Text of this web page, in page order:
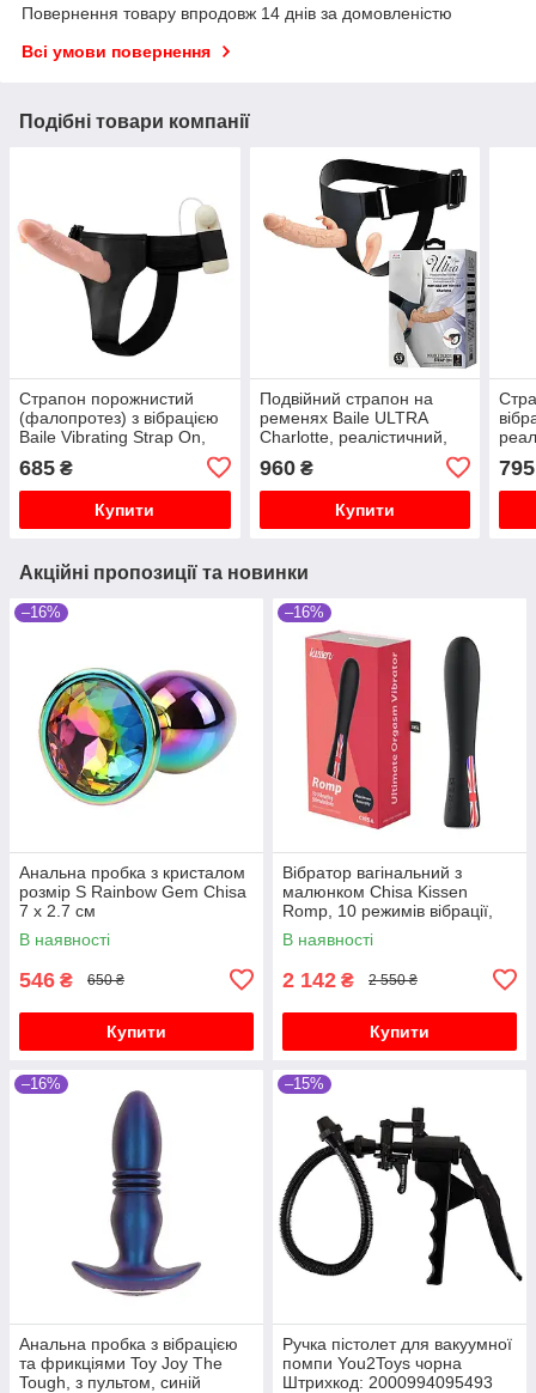
Повернення товару впродовж 14 днів за домовленістю
Всі умови повернення
Подібні товари компанії
Страпон порожнистий
(фалопротез) з вібрацією
Baile Vibrating Strap On,
685 ₴
Купити
Подвійний страпон на
ременях Baile ULTRA
Charlotte, реалістичний,
960₴
Купити
795
Акційні пропозиції та новинки
–16%
Анальна пробка з кристалом
розмір S Rainbow Gem Chisa
7 х 2.7 см
В наявності
546 ₴ 650 ₴
Купити
–16%
Вібратор вагінальний з
малюнком Chisa Kissen
Romp, 10 режимів вібрації,
чорний
В наявності
2 142 ₴ 2 550 ₴
Купити
–16%
Анальна пробка з вібрацією
та фрикціями Toy Joy The
Tough, з пультом, синій
–15%
Ручка пістолет для вакуумної
помпи You2Toys чорна
Штрихкод: 2000994095493